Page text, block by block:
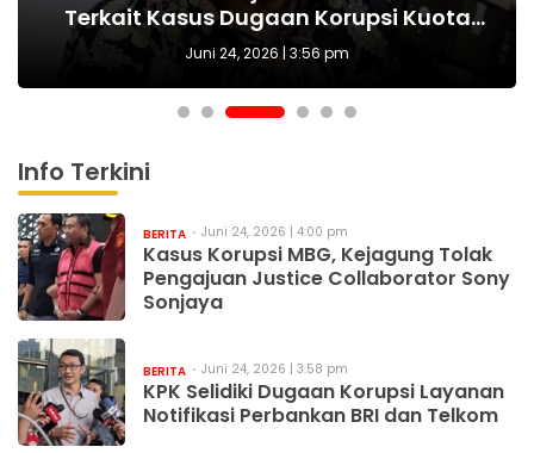
Pengajuan Justice Collaborator Sony
Sonjaya
Notifikasi Perbankan BRI dan Telkom
Terkait Kasus Dugaan Korupsi Kuota
Haji Khusus
Juni 24, 2026 | 3:56 pm
Minta Warga Peduli Lingkungan
Dinamika Sektor Keuangan Digital
dan NTT, Menjaga Harapan Raih Cita-
cita
Info Terkini
BERITA Juni 24, 2026 | 4:00 pm
Kasus Korupsi MBG, Kejagung Tolak
Pengajuan Justice Collaborator Sony
Sonjaya
BERITA Juni 24, 2026 | 3:58 pm
KPK Selidiki Dugaan Korupsi Layanan
Notifikasi Perbankan BRI dan Telkom